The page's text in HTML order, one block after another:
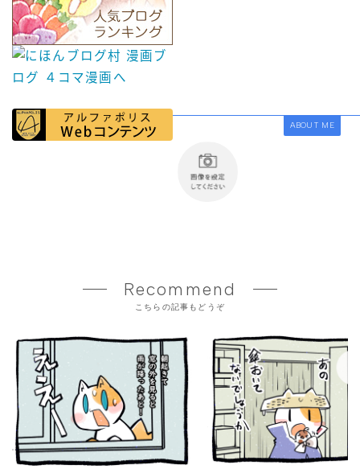
ABOUT ME
Recommend
こちらの記事もどうぞ